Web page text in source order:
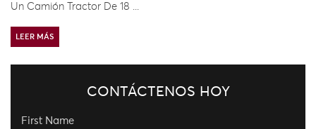
Un Camión Tractor De 18 ...
LEER MÁS
CONTÁCTENOS HOY